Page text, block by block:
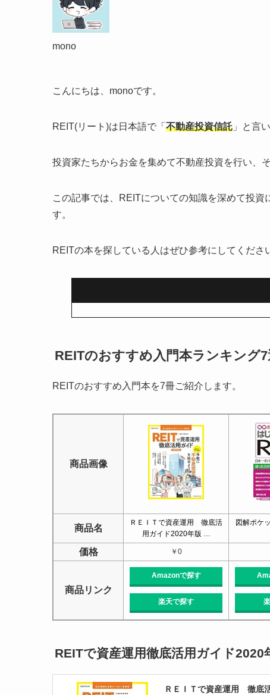
mono
こんにちは、monoです。
REIT(リート)は日本語で「 不動産投資信託 」と言
投資家たちからお金を集めて不動産投資を行い、
この記事では、REITについての知識を深めて投資
す。
REITの本を探している人はぜひ参考にしてくださ
REITのおすすめ入門本ランキング7
REITのおすすめ入門本を7冊ご紹介します。
商品画像
商品名
ＲＥＩＴで資産運用 徹底活
用ガイド2020年版 …
図解ポケ
価格 ￥0
商品リンク
Amazonで探す
楽天で探す
REITで資産運用徹底活用ガイド2020
ＲＥＩＴで資産運用 徹底